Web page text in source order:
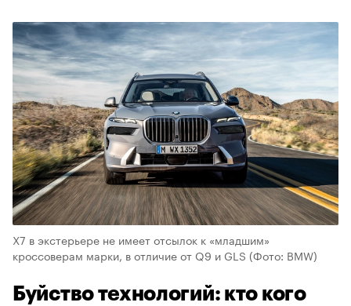
X7 в экстерьере не имеет отсылок к «младшим»
кроссоверам марки, в отличие от Q9 и GLS (Фото: BMW)
Буйство технологий: кто кого